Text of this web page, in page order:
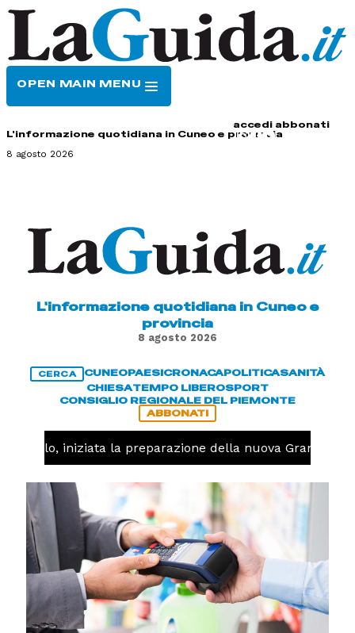
OPEN MAIN MENU
accedi abbonati
L'informazione quotidiana in Cuneo e provincia
8 agosto 2026
L'informazione quotidiana in Cuneo e
provincia
8 agosto 2026
CERCA CUNEOPAESICRONACAPOLITICASANITÀ
CHIESATEMPO LIBEROSPORT
CONSIGLIO REGIONALE DEL PIEMONTE
ABBONATI
iniziata la preparazione della nuova Granda